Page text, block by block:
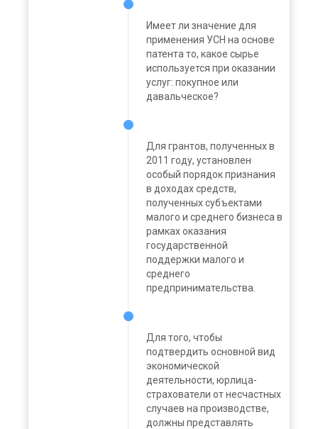
Имеет ли значение для
применения УСН на основе
патента то, какое сырье
используется при оказании
услуг: покупное или
давальческое?
Для грантов, полученных в
2011 году, установлен
особый порядок признания
в доходах средств,
полученных субъектами
малого и среднего бизнеса в
рамках оказания
государственной
поддержки малого и
среднего
предпринимательства.
Для того, чтобы
подтвердить основной вид
экономической
деятельности, юрлица-
страхователи от несчастных
случаев на производстве,
должны представлять